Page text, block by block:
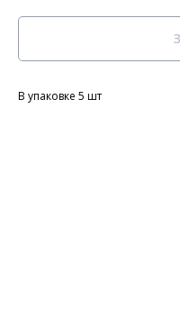
В упаковке 5 шт